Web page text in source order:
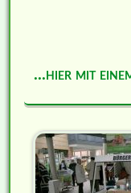
...hier mit